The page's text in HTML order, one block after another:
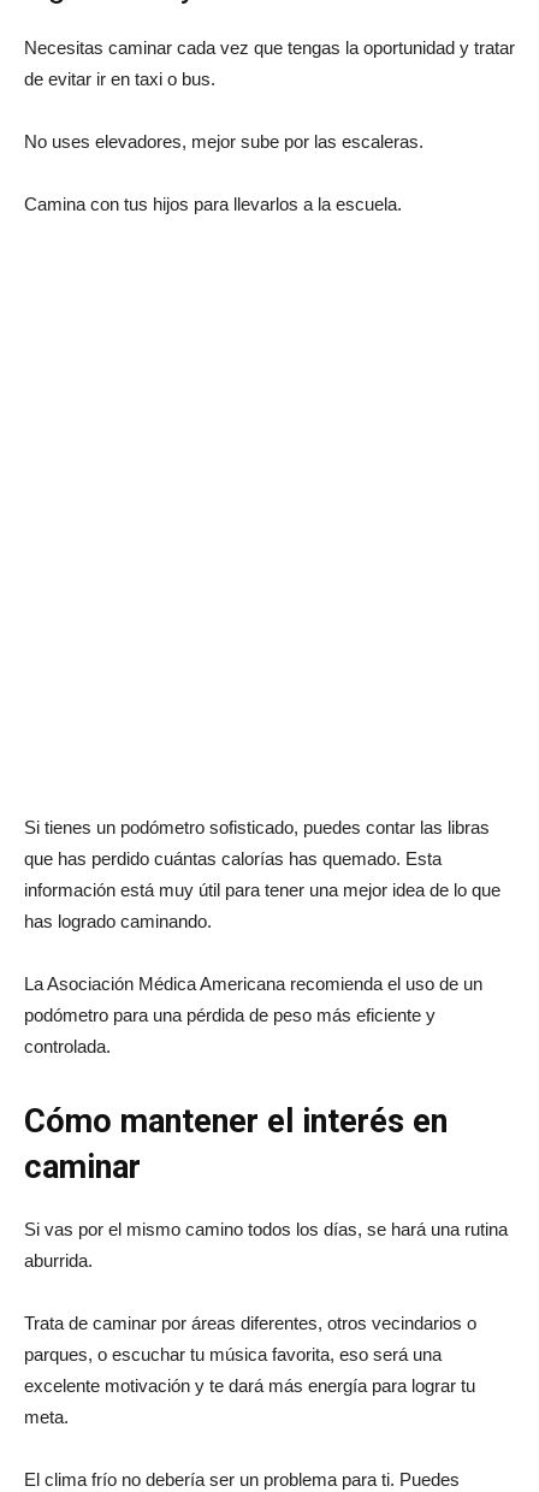
Necesitas caminar cada vez que tengas la oportunidad y tratar
de evitar ir en taxi o bus.
No uses elevadores, mejor sube por las escaleras.
Camina con tus hijos para llevarlos a la escuela.
Si tienes un podómetro sofisticado, puedes contar las libras
que has perdido cuántas calorías has quemado. Esta
información está muy útil para tener una mejor idea de lo que
has logrado caminando.
La Asociación Médica Americana recomienda el uso de un
podómetro para una pérdida de peso más eficiente y
controlada.
Cómo mantener el interés en
caminar
Si vas por el mismo camino todos los días, se hará una rutina
aburrida.
Trata de caminar por áreas diferentes, otros vecindarios o
parques, o escuchar tu música favorita, eso será una
excelente motivación y te dará más energía para lograr tu
meta.
El clima frío no debería ser un problema para ti. Puedes